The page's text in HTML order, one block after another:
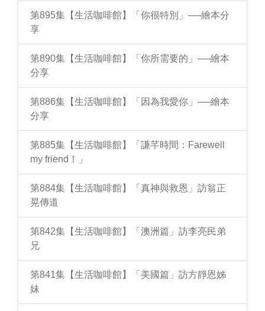
第895集【生活咖啡館】「你很特別」──繪本分
享
第890集【生活咖啡館】「你所需要的」──繪本
分享
第886集【生活咖啡館】「因為我愛你」──繪本
分享
第885集【生活咖啡館】「謙芊時間：Farewell
my friend！」
第884集【生活咖啡館】「真神與救恩」訪翁正
晃傳道
第842集【生活咖啡館】「澳洲篇」訪李亮民弟
兄
第841集【生活咖啡館】「美國篇」訪方靜恩姊
妹